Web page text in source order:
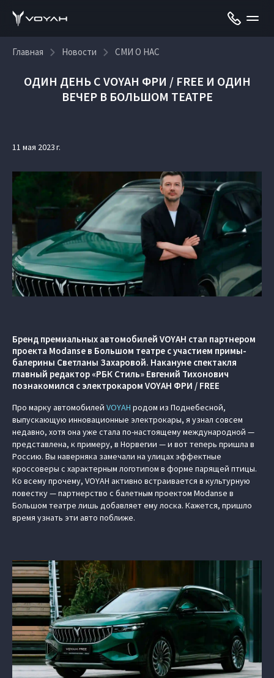
Главная Новости СМИ О НАС
ОДИН ДЕНЬ С VOYAH ФРИ / FREE И ОДИН
ВЕЧЕР В БОЛЬШОМ ТЕАТРЕ
11 мая 2023 г.
Бренд премиальных автомобилей VOYAH стал партнером
проекта Modanse в Большом театре с участием примы-
балерины Светланы Захаровой. Накануне спектакля
главный редактор «РБК Стиль» Евгений Тихонович
познакомился с электрокаром VOYAH ФРИ / FREE
Про марку автомобилей VOYAH родом из Поднебесной,
выпускающую инновационные электрокары, я узнал совсем
недавно, хотя она уже стала по-настоящему международной —
представлена, к примеру, в Норвегии — и вот теперь пришла в
Россию. Вы наверняка замечали на улицах эффектные
кроссоверы с характерным логотипом в форме парящей птицы.
Ко всему прочему, VOYAH активно встраивается в культурную
повестку — партнерство с балетным проектом Modanse в
Большом театре лишь добавляет ему лоска. Кажется, пришло
время узнать эти авто поближе.